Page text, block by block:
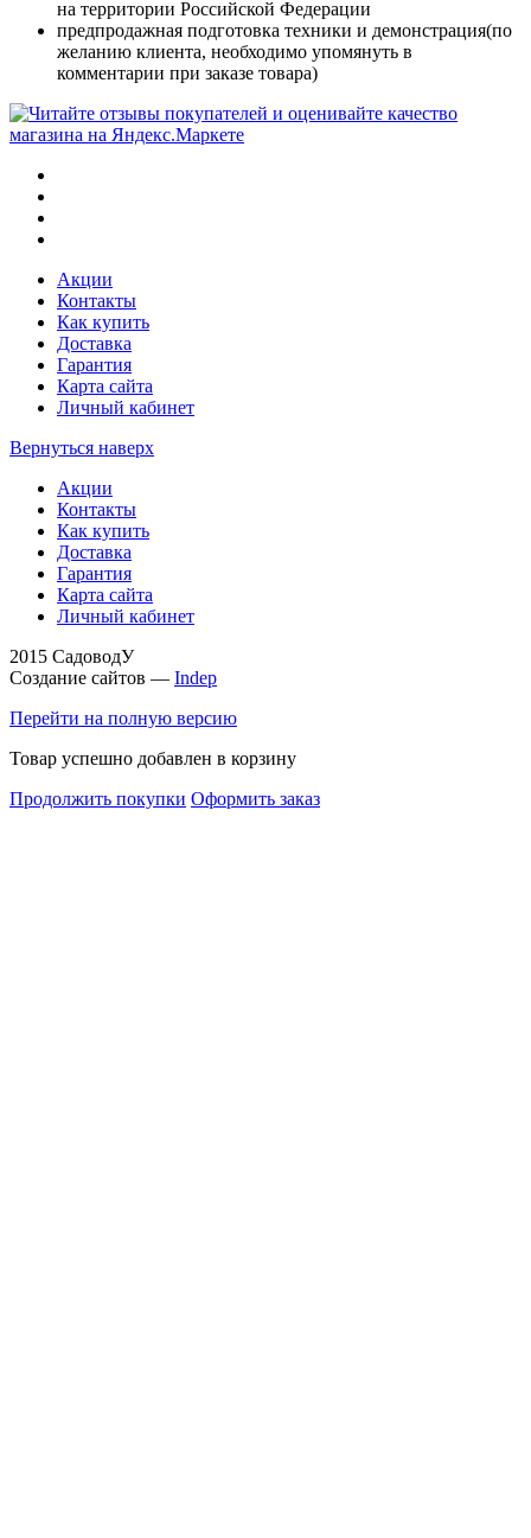
на территории Российской Федерации
предпродажная подготовка техники и демонстрация(по
желанию клиента, необходимо упомянуть в
комментарии при заказе товара)
Акции
Контакты
Как купить
Доставка
Гарантия
Карта сайта
Личный кабинет
Вернуться наверх
Акции
Контакты
Как купить
Доставка
Гарантия
Карта сайта
Личный кабинет
2015 СадоводУ
Создание сайтов — Indep
Перейти на полную версию
Товар успешно добавлен в корзину
Продолжить покупки Оформить заказ